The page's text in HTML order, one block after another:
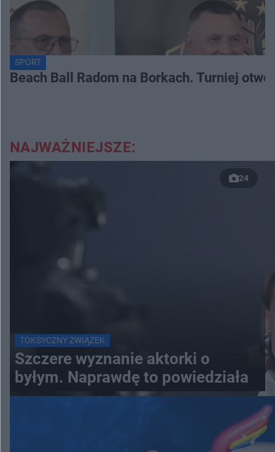
SPORT
Beach Ball Radom na Borkach. Turniej
NAJWAŻNIEJSZE:
24
TOKSYCZNY ZWIĄZEK
Szczere wyznanie aktorki o
byłym. Naprawdę to powiedziała